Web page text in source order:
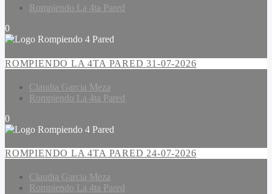
Rompiendo La 4ta Pared
0
ROMPIENDO LA 4TA PARED 31-07-2026
Claudia Garcia Meza
Rompiendo La 4ta Pared
0
ROMPIENDO LA 4TA PARED 24-07-2026
Claudia Garcia Meza
Rompiendo La 4ta Pared